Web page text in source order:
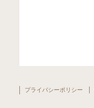
プライバシーポリシー